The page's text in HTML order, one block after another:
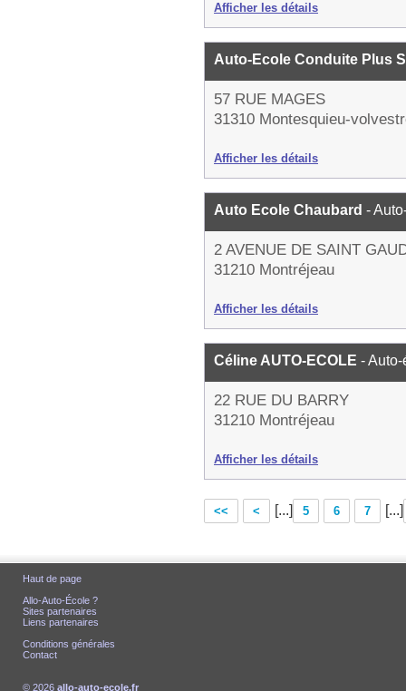
Afficher les détails
Auto-Ecole Conduite Plus
57 RUE MAGES
31310 Montesquieu-
Afficher les détails
Auto Ecole Chaubard -
2 AVENUE DE SAINT
31210 Montréjeau
Afficher les détails
Céline AUTO-ECOLE -
22 RUE DU BARRY
31210 Montréjeau
Afficher les détails
<< < [...] 5 6 7 [...]
Haut de page
Allo-Auto-École ?
Sites partenaires
Liens partenaires
Conditions générales
Contact
© 2026 allo-auto-ecole.fr